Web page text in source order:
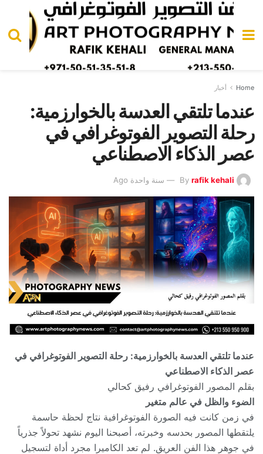
Home أخبار
عندما تلتقي العدسة بالخوارزمية:
رحلة التصوير الفوتوغرافي في
عصر الذكاء الاصطناعي
By rafik kehali سنة واحدة Ago
عندما تلتقي العدسة بالخوارزمية: رحلة التصوير الفوتوغرافي في
عصر الذكاء الاصطناعي
بقلم المصور الفوتوغرافي رفيق كحالي
الضوء والظل في عالم متغير
في زمن كانت فيه الصورة الفوتوغرافية نتاج لحظة حاسمة
يلتقطها المصور بحدسه وخبرته، أصبحنا اليوم نشهد تحولاً جذرياً
في جوهر هذا الفن العريق. لم تعد الكاميرا مجرد أداة لتسجيل